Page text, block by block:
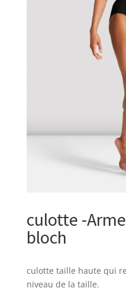
culotte -
bloch
culotte taille haute qui
niveau de la taille.